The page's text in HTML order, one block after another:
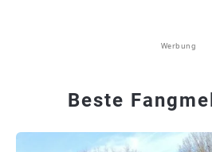
Werbung
Beste